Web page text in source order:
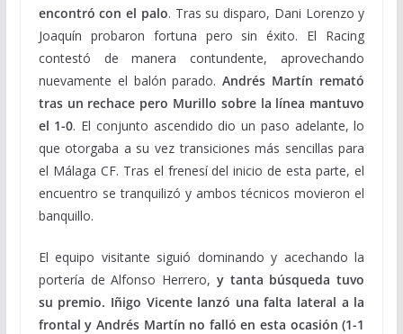
encontró con el palo. Tras su disparo, Dani Lorenzo y
Joaquín probaron fortuna pero sin éxito. El Racing
contestó de manera contundente, aprovechando
nuevamente el balón parado.Andrés Martín remató
tras un rechace pero Murillo sobre la línea mantuvo
el 1-0. El conjunto ascendido dio un paso adelante, lo
que otorgaba a su vez transiciones más sencillas para
el Málaga CF. Tras el frenesí del inicio de esta parte, el
encuentro se tranquilizó y ambos técnicos movieron el
banquillo.
El equipo visitante siguió dominando y acechando la
portería de Alfonso Herrero, y tanta búsqueda tuvo
su premio. Iñigo Vicente lanzó una falta lateral a la
frontal y Andrés Martín no falló en esta ocasión (1-1